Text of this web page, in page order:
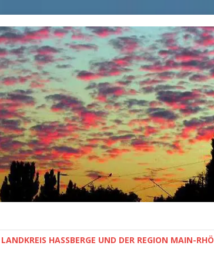
HASSBERGE UND DER REGION MAIN-RHÖN